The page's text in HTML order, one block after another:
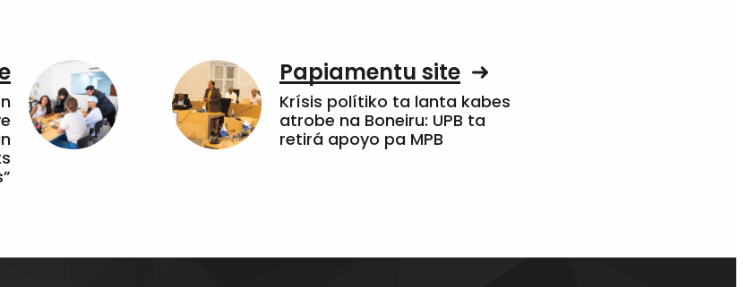
Papiamentu site
Krísis polítiko ta lanta kabes
atrobe na Boneiru: UPB ta
retirá apoyo pa MPB